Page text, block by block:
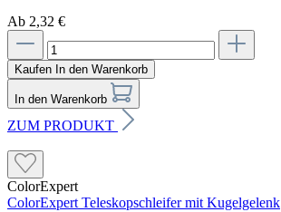
Ab 2,32 €
Kaufen In den Warenkorb
In den Warenkorb
ZUM PRODUKT
ColorExpert
ColorExpert Teleskopschleifer mit Kugelgelenk